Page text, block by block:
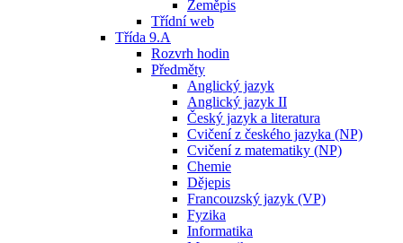
Zeměpis
Třídní web
Třída 9.A
Rozvrh hodin
Předměty
Anglický jazyk
Anglický jazyk II
Český jazyk a literatura
Cvičení z českého jazyka (NP)
Cvičení z matematiky (NP)
Chemie
Dějepis
Francouzský jazyk (VP)
Fyzika
Informatika